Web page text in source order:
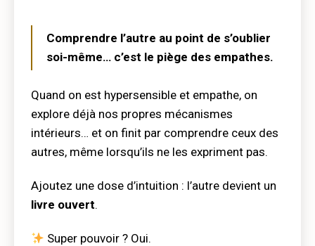
Comprendre l’autre au point de s’oublier
soi-même… c’est le piège des empathes.
Quand on est hypersensible et empathe, on
explore déjà nos propres mécanismes
intérieurs… et on finit par comprendre ceux des
autres, même lorsqu’ils ne les expriment pas.
Ajoutez une dose d’intuition : l’autre devient un
livre ouvert.
Super pouvoir ? Oui.